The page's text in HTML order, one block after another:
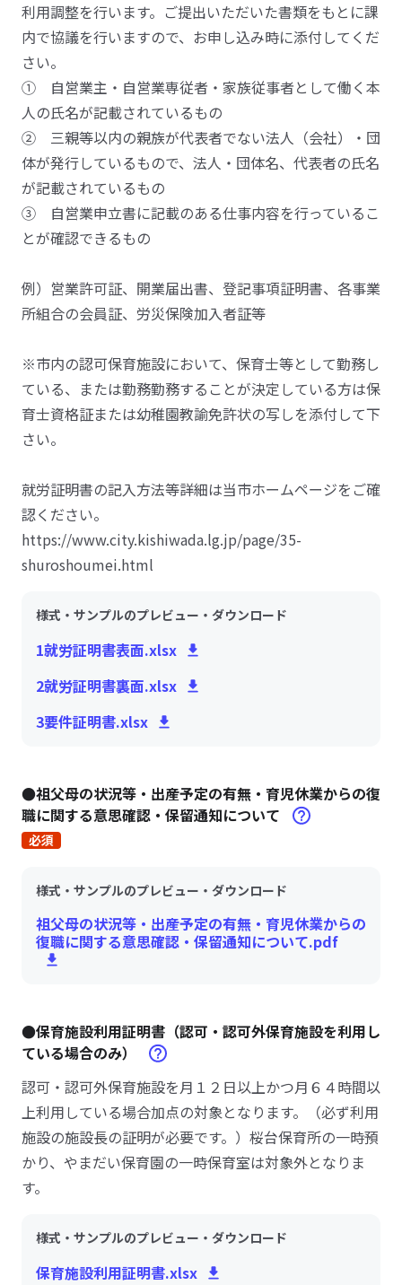
利用調整を行います。ご提出いただいた書類をもとに課
内で協議を行いますので、お申し込み時に添付してくだ
さい。
① 自営業主・自営業専従者・家族従事者として働く本
人の氏名が記載されているもの
② 三親等以内の親族が代表者でない法人（会社）・団
体が発行しているもので、法人・団体名、代表者の氏名
が記載されているもの
③ 自営業申立書に記載のある仕事内容を行っているこ
とが確認できるもの
例）営業許可証、開業届出書、登記事項証明書、各事業
所組合の会員証、労災保険加入者証等
※市内の認可保育施設において、保育士等として勤務し
ている、または勤務勤務することが決定している方は保
育士資格証または幼稚園教諭免許状の写しを添付して下
さい。
就労証明書の記入方法等詳細は当市ホームページをご確
認ください。
https://www.city.kishiwada.lg.jp/page/35-
shuroshoumei.html
様式・サンプルのプレビュー・ダウンロード
1就労証明書表面.xlsx
2就労証明書裏面.xlsx
3要件証明書.xlsx
●祖父母の状況等・出産予定の有無・育児休業からの復
職に関する意思確認・保留通知について
必須
様式・サンプルのプレビュー・ダウンロード
祖父母の状況等・出産予定の有無・育児休業からの
復職に関する意思確認・保留通知について.pdf
●保育施設利用証明書（認可・認可外保育施設を利用し
ている場合のみ）
認可・認可外保育施設を月１２日以上かつ月６４時間以
上利用している場合加点の対象となります。（必ず利用
施設の施設長の証明が必要です。）桜台保育所の一時預
かり、やまだい保育園の一時保育室は対象外となりま
す。
様式・サンプルのプレビュー・ダウンロード
保育施設利用証明書.xlsx